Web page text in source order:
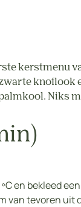
kerstmenu
knoflook
Niks
en bekleed
tevoren uit